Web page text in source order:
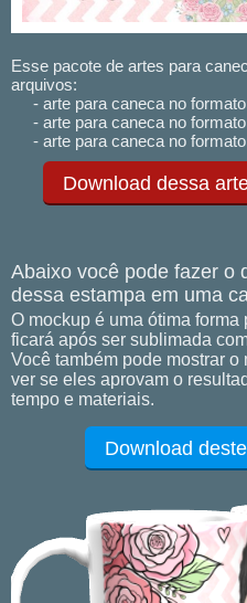
Esse pacote de artes para
arquivos:
- arte para caneca no
- arte para caneca no
- arte para caneca no
Download dessa
Abaixo você pode fazer o
dessa estampa em uma
O mockup é uma ótima
ficará após ser sublimada
Você também pode mostrar
ver se eles aprovam o
tempo e materiais.
Download